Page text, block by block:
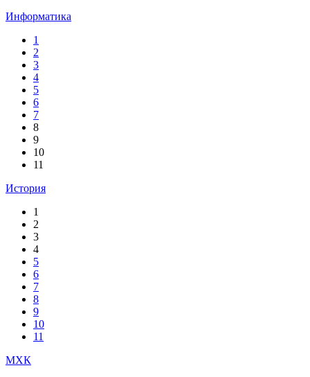
Информатика
1
2
3
4
5
6
7
8
9
10
11
История
1
2
3
4
5
6
7
8
9
10
11
МХК